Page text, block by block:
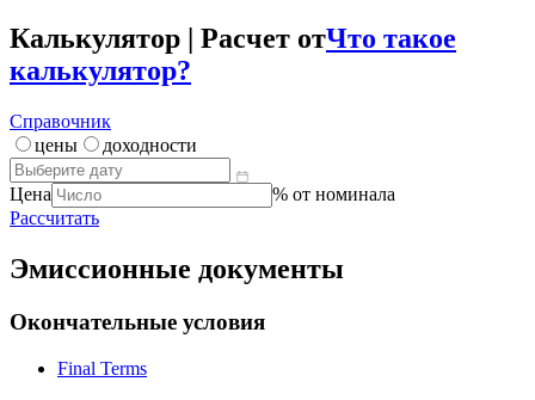
Калькулятор | Расчет отЧто такое
калькулятор?
Справочник
цены
доходности
Цена
% от номинала
Рассчитать
Эмиссионные документы
Окончательные условия
Final Terms